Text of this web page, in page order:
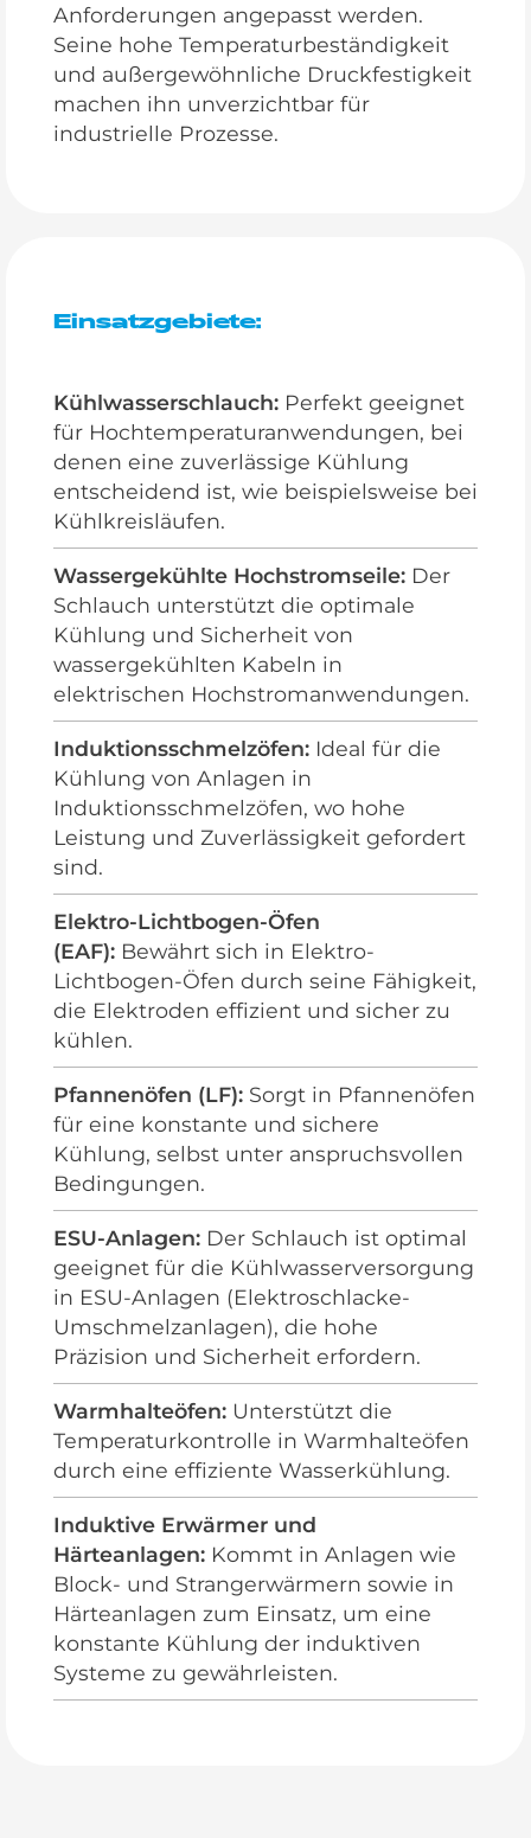
Anforderungen angepasst werden.
Seine hohe Temperaturbeständigkeit
und außergewöhnliche Druckfestigkeit
machen ihn unverzichtbar für
industrielle Prozesse.
Einsatzgebiete:
Kühlwasserschlauch: Perfekt geeignet
für Hochtemperaturanwendungen, bei
denen eine zuverlässige Kühlung
entscheidend ist, wie beispielsweise bei
Kühlkreisläufen.
Wassergekühlte Hochstromseile: Der
Schlauch unterstützt die optimale
Kühlung und Sicherheit von
wassergekühlten Kabeln in
elektrischen Hochstromanwendungen.
Induktionsschmelzöfen: Ideal für die
Kühlung von Anlagen in
Induktionsschmelzöfen, wo hohe
Leistung und Zuverlässigkeit gefordert
sind.
Elektro-Lichtbogen-Öfen
(EAF): Bewährt sich in Elektro-
Lichtbogen-Öfen durch seine Fähigkeit,
die Elektroden effizient und sicher zu
kühlen.
Pfannenöfen (LF): Sorgt in Pfannenöfen
für eine konstante und sichere
Kühlung, selbst unter anspruchsvollen
Bedingungen.
ESU-Anlagen: Der Schlauch ist optimal
geeignet für die Kühlwasserversorgung
in ESU-Anlagen (Elektroschlacke-
Umschmelzanlagen), die hohe
Präzision und Sicherheit erfordern.
Warmhalteöfen: Unterstützt die
Temperaturkontrolle in Warmhalteöfen
durch eine effiziente Wasserkühlung.
Induktive Erwärmer und
Härteanlagen: Kommt in Anlagen wie
Block- und Strangerwärmern sowie in
Härteanlagen zum Einsatz, um eine
konstante Kühlung der induktiven
Systeme zu gewährleisten.